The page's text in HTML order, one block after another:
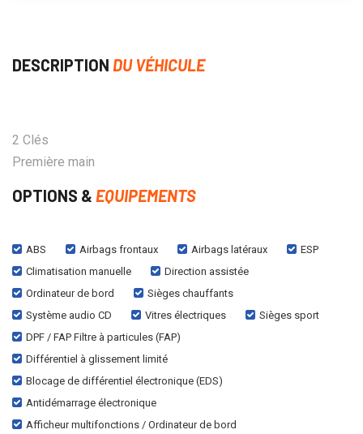
DESCRIPTION DU VÉHICULE
2 Clés
Première main
OPTIONS & EQUIPEMENTS
ABS Airbags frontaux Airbags latéraux
ESP
Climatisation manuelle
Direction assistée
Ordinateur de bord
Sièges chauffants
Système audio CD
Vitres électriques
Sièges sport
DPF / FAP Filtre à particules (FAP)
Différentiel à glissement limité
Blocage de différentiel électronique (EDS)
Antidémarrage électronique
Afficheur multifonctions / Ordinateur de bord